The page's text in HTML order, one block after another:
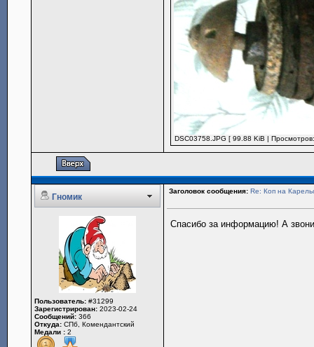
DSC03758.JPG [ 99.88 KiB |
Гномик
Заголовок сообщения: Re: Коп на
Пользователь: #31299
Зарегистрирован: 2023-02-24
Сообщений: 366
Откуда: СПб, Комендантский
Медали : 2
Спасибо за информацию! А